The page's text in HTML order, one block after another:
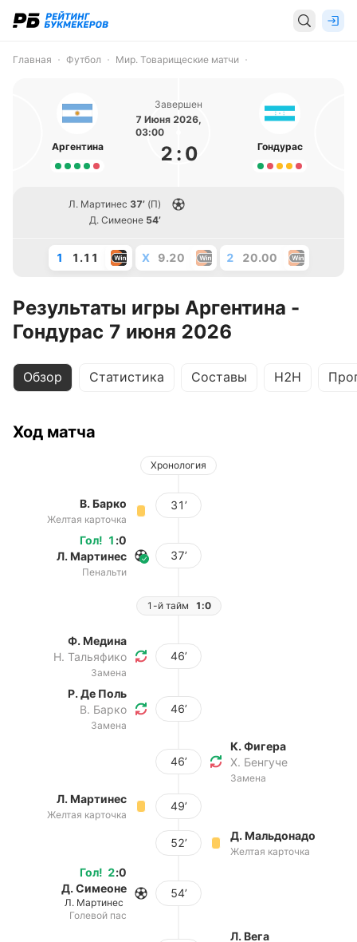
Главная Футбол Мир. Товарищеские матчи
Аргентина
Завершен
7 Июня 2026,
03:00
2 : 0 Гондурас
Л. Мартинес 37’ (П)
Д. Симеоне 54’
1 1.11 X 9.20 2 20.00
Результаты игры Аргентина -
Гондурас 7 июня 2026
Обзор Статистика Составы H2H
Ход матча
Хронология
В. Барко
Желтая карточка
31’
Гол! 1 :0
Л. Мартинес
Пенальти
37’
1-й тайм 1:0
Ф. Медина
Н. Тальяфико
Замена
46’
Р. Де Поль
В. Барко
Замена
46’
46’
К. Фигера
Х. Бенгуче
Замена
Л. Мартинес
Желтая карточка
49’
52’
Д. Мальдонадо
Желтая карточка
Гол! 2:0
Д. Симеоне
Л. Мартинес
Голевой пас
54’
Л. Вега